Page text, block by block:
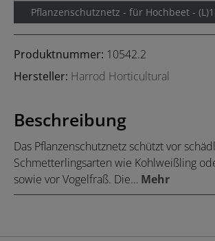
Pflanzenschutznetz - für Hochbeet -
Produktnummer: 10542.2
Hersteller: Harrod Horticultural
Beschreibung
Das Pflanzenschutznetz schützt vor
Schmetterlingsarten wie Kohlweißling
sowie vor Vogelfraß. Die… Mehr